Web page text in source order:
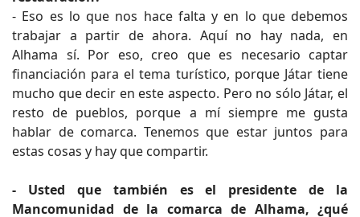
- Eso es lo que nos hace falta y en lo que debemos
trabajar a partir de ahora. Aquí no hay nada, en
Alhama sí. Por eso, creo que es necesario captar
financiación para el tema turístico, porque Játar tiene
mucho que decir en este aspecto. Pero no sólo Játar, el
resto de pueblos, porque a mí siempre me gusta
hablar de comarca. Tenemos que estar juntos para
estas cosas y hay que compartir.
- Usted que también es el presidente de la
Mancomunidad de la comarca de Alhama, ¿qué